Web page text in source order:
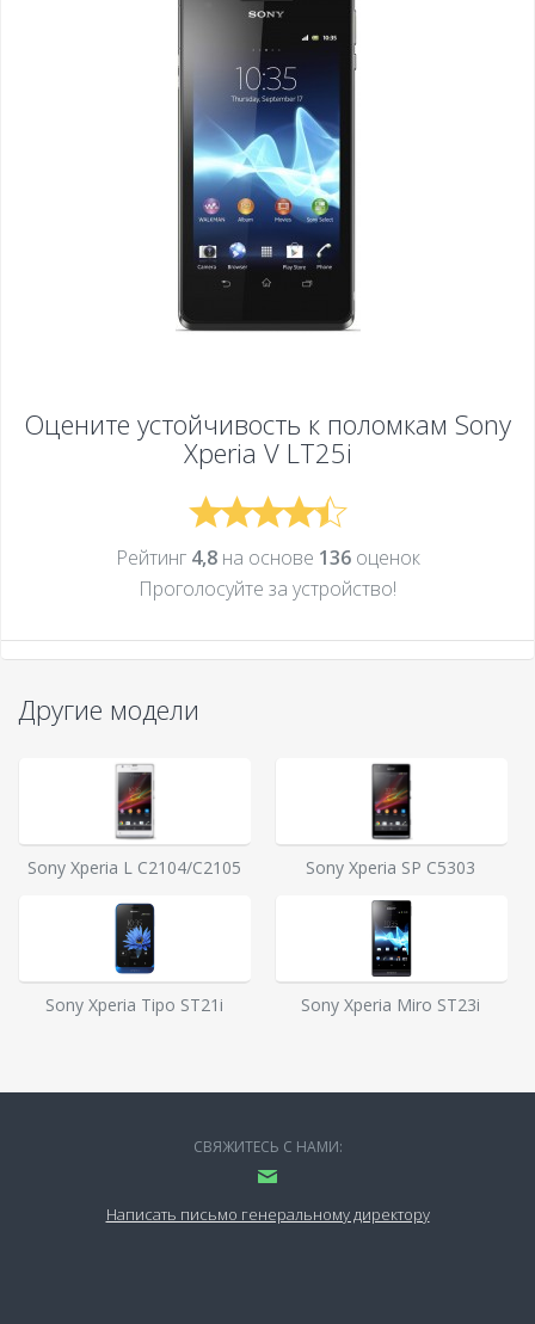
Оцените устойчивость к поломкам Sony
Xperia V LT25i
Рейтинг 4,8на основе 136оценок
Проголосуйте за устройcтво!
Другие модели
Sony Xperia L C2104/C2105 Sony Xperia SP C5303
Sony Xperia Tipo ST21i Sony Xperia Miro ST23i
СВЯЖИТЕСЬ С НАМИ:
Написать письмо генеральному директору